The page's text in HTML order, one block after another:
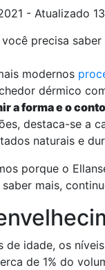
- Atualizado
modernos
dérmico
a forma e o
destaca-se a
naturais e
porque o
mais,
de idade, os
de 1% do